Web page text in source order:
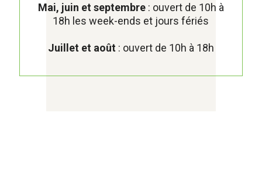
Mai, juin et septembre: ouvert de 10h à
18h les week-ends et jours fériés
Juillet et août: ouvert de 10h à 18h